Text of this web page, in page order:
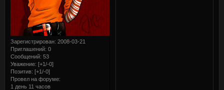
Зарегистрирован: 2008-03-21
Приглашений: 0
Сообщений: 53
Уважение: [+1/-0]
Позитив: [+1/-0]
Провел на форуме:
1 день 11 часов